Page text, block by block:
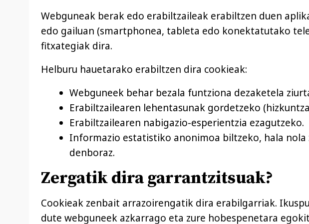
Webguneak berak edo erabiltzaileak erabiltzen duen
edo gailuan (smartphonea, tableta edo konektatutako
fitxategiak dira.
Helburu hauetarako erabiltzen dira cookieak:
Webguneek behar bezala funtziona dezaketela
Erabiltzailearen lehentasunak gordetzeko
Erabiltzailearen nabigazio-esperientzia ezagutzeko.
Informazio estatistiko anonimoa biltzeko, hala
denboraz.
Zergatik dira garrantzitsuak?
Cookieak zenbait arrazoirengatik dira erabilgarriak.
dute webguneek azkarrago eta zure hobespenetara